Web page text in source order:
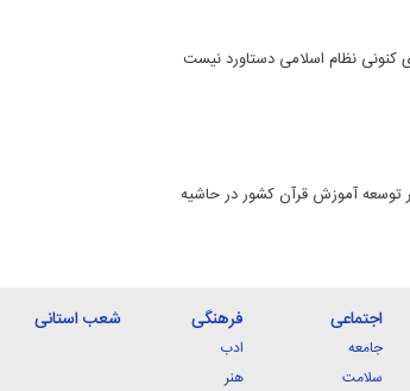
کنونی نظام اسلامی دستاورد نیست
توسعه آموزش قرآن کشور در حاشیه
اجتماعی
جامعه
سلامت
فرهنگی
ادب
هنر
شعب استانی